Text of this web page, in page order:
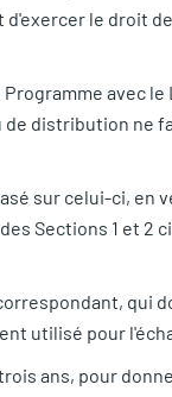
le droit
avec
de distribution ne
sur celui-ci, en
Sections 1 et 2
qui
utilisé pour
ans, pour